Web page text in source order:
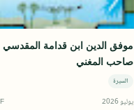
موفق الدين ابن قدامة المقدسي
صاحب المغني
السيرة
يوليو 2026